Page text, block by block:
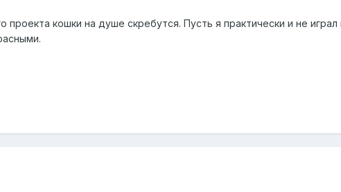
кошки на душе скребутся. Пусть я практически и не